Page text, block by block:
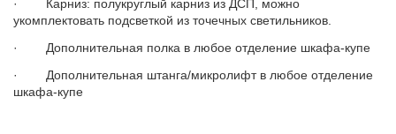
· Карниз: полукруглый карниз из ДСП, можно
укомплектовать подсветкой из точечных светильников.
· Дополнительная полка в любое отделение шкафа-купе
· Дополнительная штанга/микролифт в любое отделение
шкафа-купе